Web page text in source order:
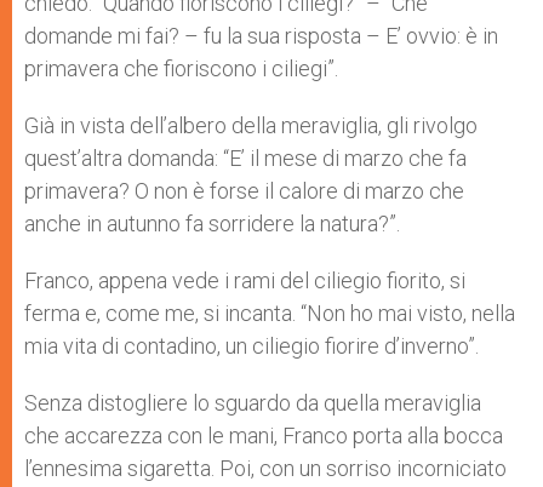
domande mi fai? – fu la sua risposta – E’ ovvio: è in
primavera che fioriscono i ciliegi”.
Già in vista dell’albero della meraviglia, gli rivolgo
quest’altra domanda: “E’ il mese di marzo che fa
primavera? O non è forse il calore di marzo che
anche in autunno fa sorridere la natura?”.
Franco, appena vede i rami del ciliegio fiorito, si
ferma e, come me, si incanta. “Non ho mai visto, nella
mia vita di contadino, un ciliegio fiorire d’inverno”.
Senza distogliere lo sguardo da quella meraviglia
che accarezza con le mani, Franco porta alla bocca
l’ennesima sigaretta. Poi, con un sorriso incorniciato